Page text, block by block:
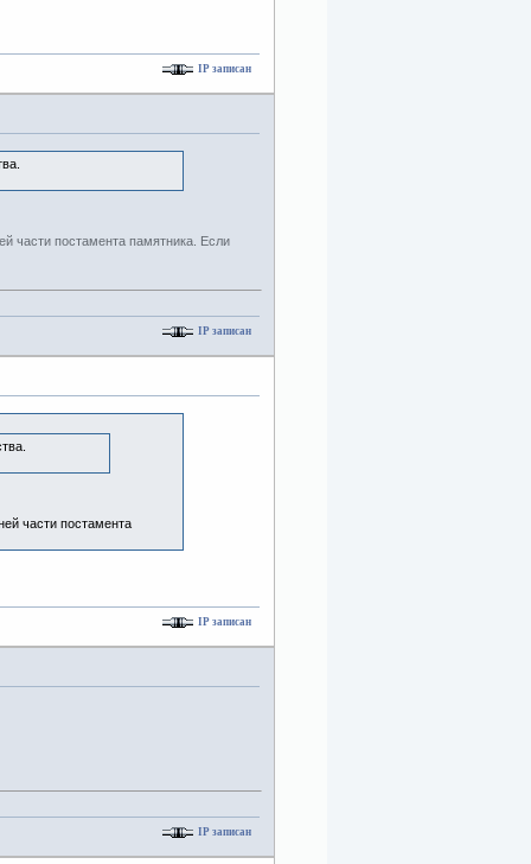
IP записан
части постамента памятника. Если
IP записан
части постамента
IP записан
IP записан